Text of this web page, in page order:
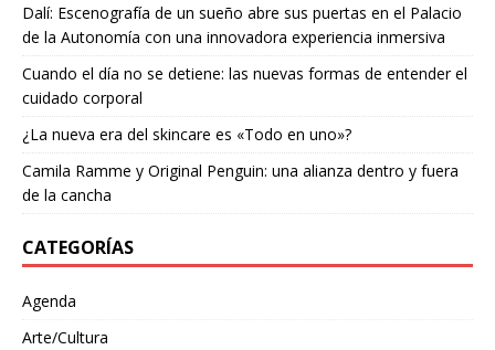
Dalí: Escenografía de un sueño abre sus puertas en el Palacio
de la Autonomía con una innovadora experiencia inmersiva
Cuando el día no se detiene: las nuevas formas de entender el
cuidado corporal
¿La nueva era del skincare es «Todo en uno»?
Camila Ramme y Original Penguin: una alianza dentro y fuera
de la cancha
CATEGORÍAS
Agenda
Arte/Cultura